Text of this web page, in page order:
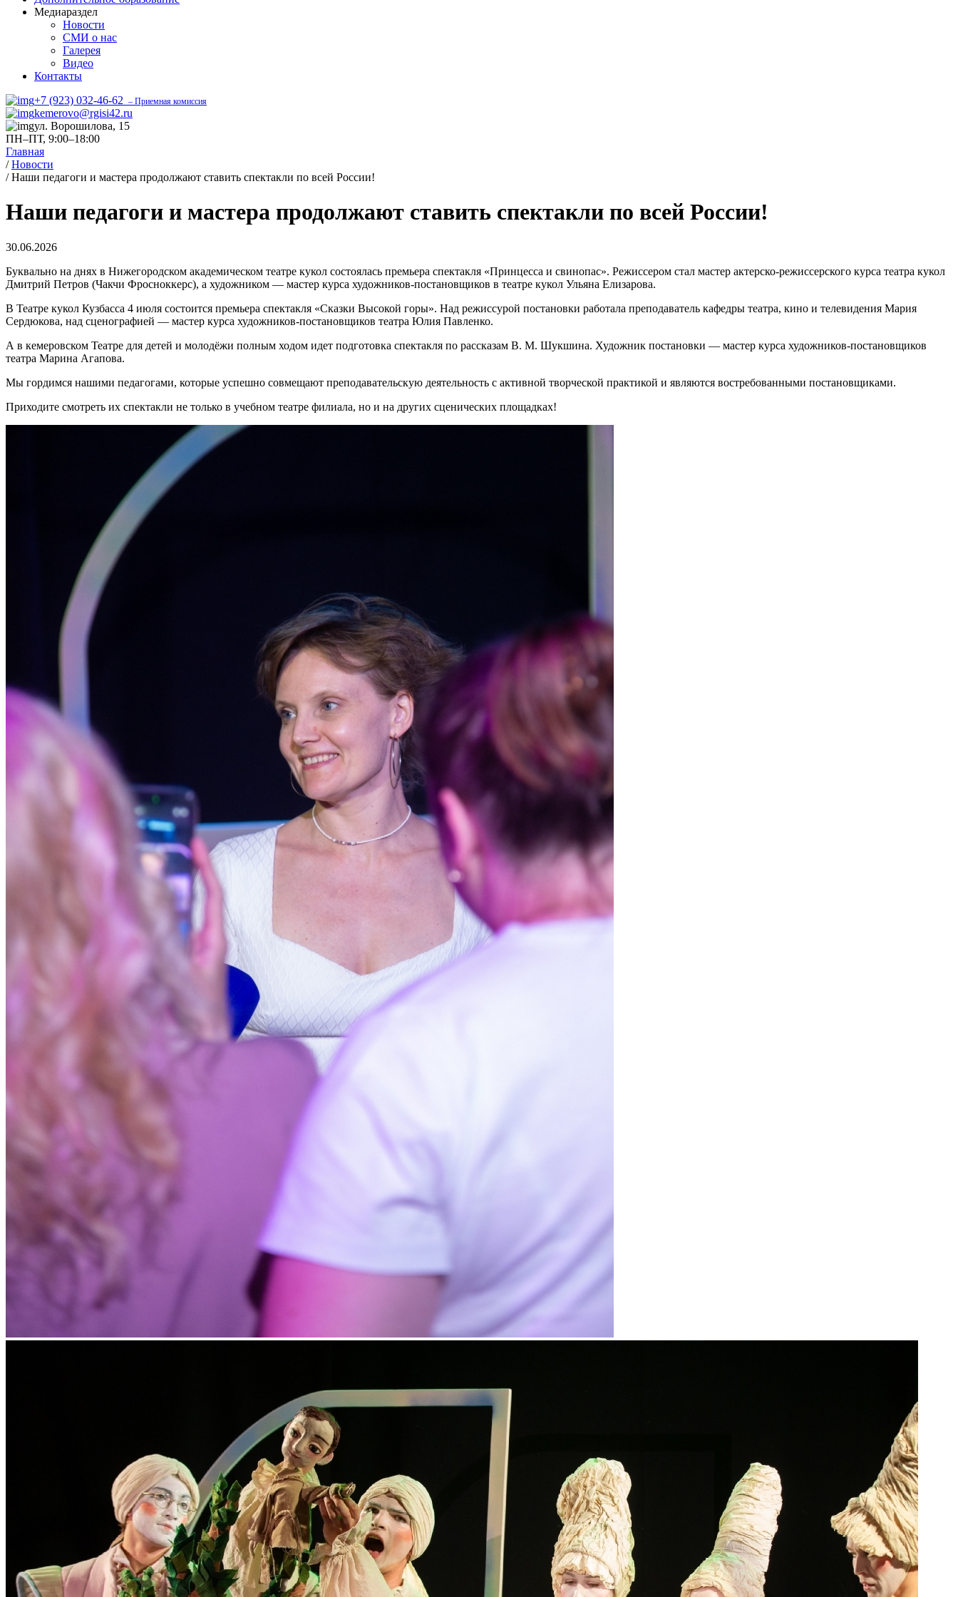
Медиараздел
Новости
СМИ о нас
Галерея
Видео
Контакты
+7 (923) 032-46-62 – Приемная комиссия
kemerovo@rgisi42.ru
ул. Ворошилова, 15
ПН–ПТ, 9:00–18:00
Главная
/ Новости
/ Наши педагоги и мастера продолжают ставить спектакли по всей России!
Наши педагоги и мастера продолжают ставить спектакли по всей России!
30.06.2026
Буквально на днях в Нижегородском академическом театре кукол состоялась премьера спектакля «Принцесса и свинопас». Режиссером стал мастер актерско-режиссерского курса театра кукол
Дмитрий Петров (Чакчи Фросноккерс), а художником — мастер курса художников-постановщиков в театре кукол Ульяна Елизарова.
В Театре кукол Кузбасса 4 июля состоится премьера спектакля «Сказки Высокой горы». Над режиссурой постановки работала преподаватель кафедры театра, кино и телевидения Мария
Сердюкова, над сценографией — мастер курса художников-постановщиков театра Юлия Павленко.
А в кемеровском Театре для детей и молодёжи полным ходом идет подготовка спектакля по рассказам В. М. Шукшина. Художник постановки — мастер курса художников-постановщиков
театра Марина Агапова.
Мы гордимся нашими педагогами, которые успешно совмещают преподавательскую деятельность с активной творческой практикой и являются востребованными постановщиками.
Приходите смотреть их спектакли не только в учебном театре филиала, но и на других сценических площадках!